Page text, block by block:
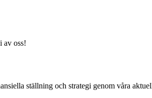
av oss!
ställning och strategi genom våra